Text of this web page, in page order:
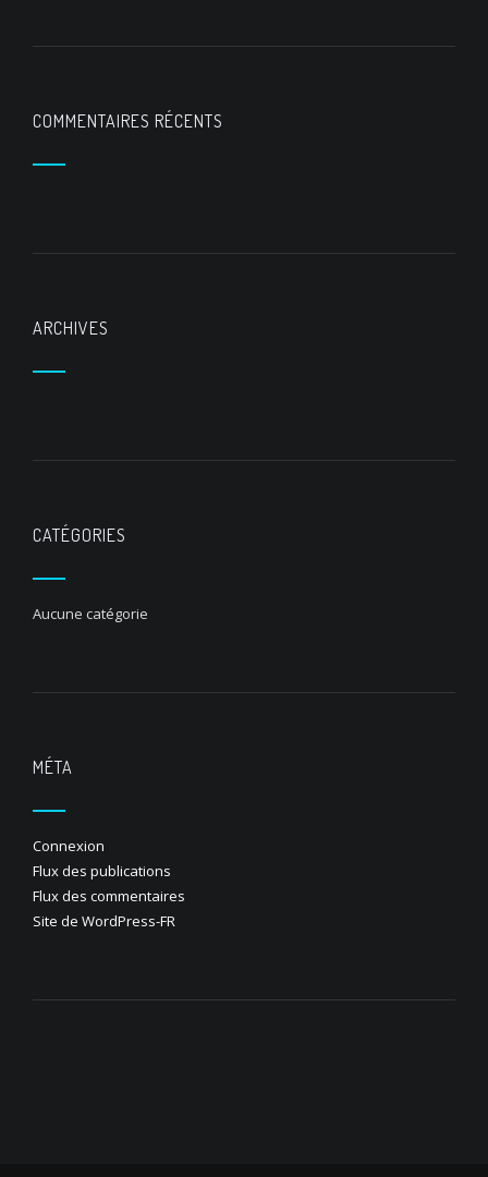
COMMENTAIRES RÉCENTS
ARCHIVES
CATÉGORIES
Aucune catégorie
MÉTA
Connexion
Flux des publications
Flux des commentaires
Site de WordPress-FR